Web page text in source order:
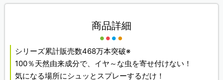
商品詳細
シリーズ累計販売数468万本突破※
100％天然由来成分で、イヤ～な虫を寄せ付けない！
気になる場所にシュッとスプレーするだけ！